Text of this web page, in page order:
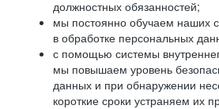
должностных обязанностей;
мы постоянно обучаем наших
в обработке персональных
с помощью системы
мы повышаем уровень
данных и при обнаружении
короткие сроки устраняем их